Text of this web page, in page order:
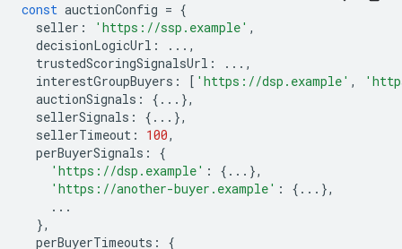
const auctionConfig = {
seller : 'https://ssp.example' ,
decisionLogicUrl :
...,
trustedScoringSignalsUrl :
...,
interestGroupBuyers : [ 'https://dsp.example' ,
auctionSignals :
{...},
sellerSignals :
{...},
sellerTimeout : 100,
perBuyerSignals :
{
'https://dsp.example' :
{...},
'https://another-buyer.example' :
{...},
...
},
perBuyerTimeouts :
{